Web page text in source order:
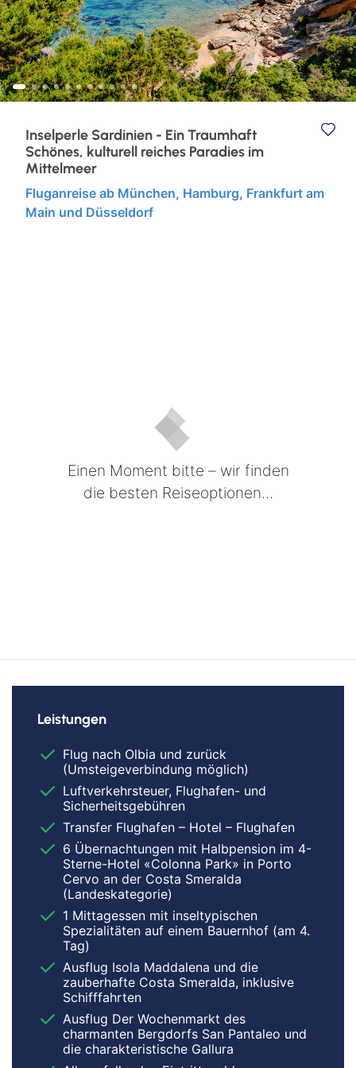
Eventreisen
Klassische Konzerte
Konzertreisen
Kurzurlaub
Kunst, Kultur & Kulinarik
Städtereisen
Ruhr & Rhein
Europa
Inselperle Sardinien - Ein Traumhaft
Schönes, kulturell reiches Paradies im
Mittelmeer
Fluganreise ab München, Hamburg, Frankfurt am
Main und Düsseldorf
Einen Moment bitte – wir finden
die besten Reiseoptionen...
Leistungen
Flug nach Olbia und zurück
(Umsteigeverbindung möglich)
Luftverkehrsteuer, Flughafen- und
Sicherheitsgebühren
Transfer Flughafen – Hotel – Flughafen
6 Übernachtungen mit Halbpension im 4-
Sterne-Hotel «Colonna Park» in Porto
Cervo an der Costa Smeralda
(Landeskategorie)
1 Mittagessen mit inseltypischen
Spezialitäten auf einem Bauernhof (am 4.
Tag)
Ausflug Isola Maddalena und die
zauberhafte Costa Smeralda, inklusive
Schifffahrten
Ausflug Der Wochenmarkt des
charmanten Bergdorfs San Pantaleo und
die charakteristische Gallura